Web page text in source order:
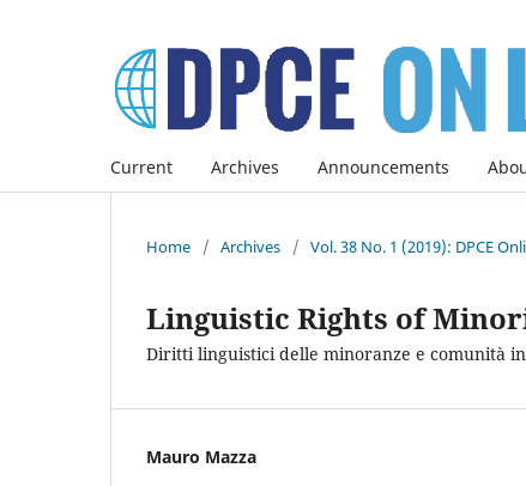
Current Archives Announcements
Home / Archives / Vol. 38 No. 1 (2019): DPCE
Linguistic Rights of
Diritti linguistici delle minoranze e comunità
Mauro Mazza